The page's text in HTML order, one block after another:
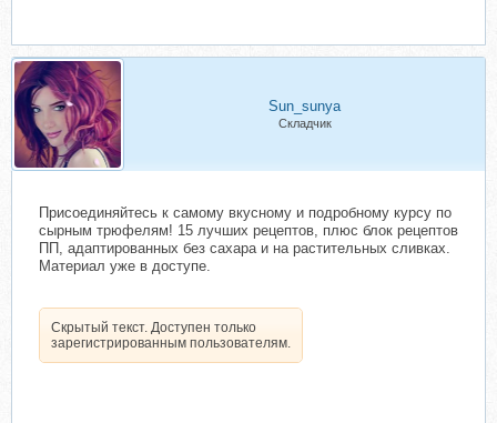
Sun_sunya
Складчик
Присоединяйтесь к самому вкусному и подробному курсу по
сырным трюфелям! 15 лучших рецептов, плюс блок рецептов
ПП, адаптированных без сахара и на растительных сливках.
Материал уже в доступе.
Скрытый текст. Доступен только
зарегистрированным пользователям.